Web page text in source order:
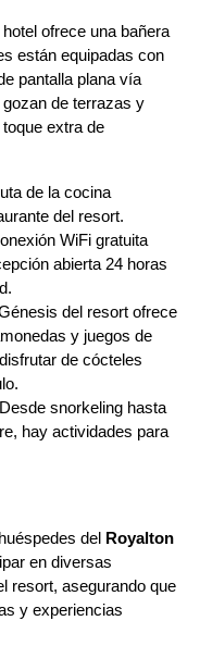
ofrece una bañera
están equipadas con
pantalla plana vía
de terrazas y
extra de
de la cocina
del resort.
WiFi gratuita
abierta 24 horas
del resort ofrece
y juegos de
de cócteles
Desde snorkeling hasta
hay actividades para
del Royalton
en diversas
resort, asegurando que
y experiencias